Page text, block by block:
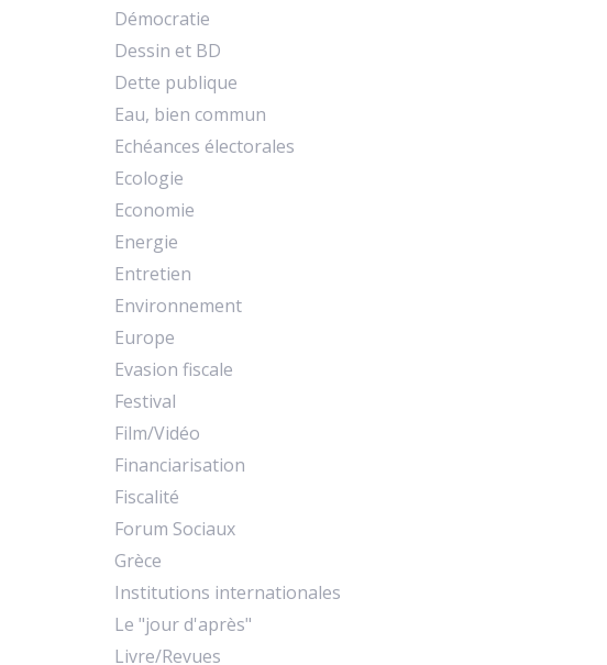
Démocratie
Dessin et BD
Dette publique
Eau, bien commun
Echéances électorales
Ecologie
Economie
Energie
Entretien
Environnement
Europe
Evasion fiscale
Festival
Film/Vidéo
Financiarisation
Fiscalité
Forum Sociaux
Grèce
Institutions internationales
Le "jour d'après"
Livre/Revues